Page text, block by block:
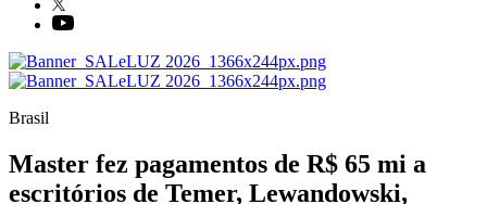
Brasil
Master fez pagamentos de R$ 65 mi a
escritórios de Temer, Lewandowski,